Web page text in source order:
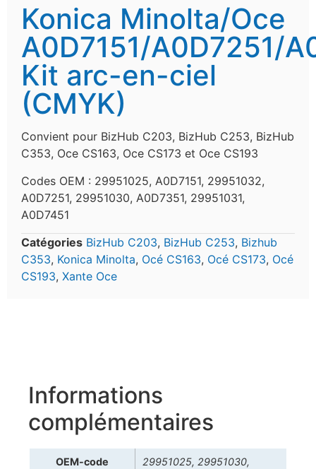
Konica Minolta/Oce
A0D7151/A0D7251/
Kit arc-en-ciel
(CMYK)
Convient pour BizHub C203, BizHub C253, BizHub
C353, Oce CS163, Oce CS173 et Oce CS193
Codes OEM : 29951025, A0D7151, 29951032,
A0D7251, 29951030, A0D7351, 29951031,
A0D7451
Catégories BizHub C203, BizHub C253, Bizhub
C353, Konica Minolta, Océ CS163, Océ CS173, Océ
CS193, Xante Oce
Informations
complémentaires
OEM-code
29951025, 29951030,